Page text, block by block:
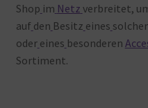
Shop im Netz verbreitet,
auf den Besitz eines
oder eines besonderen
Sortiment.